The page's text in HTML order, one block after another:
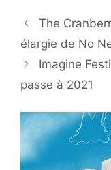
The
élargie de No
Imagine
passe à 2021